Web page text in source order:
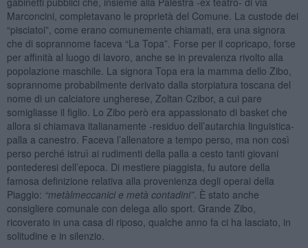
Marconcini, completavano le proprietà del Comune. La custode dei
“pisciatoi”, come erano comunemente chiamati, era una signora
che di soprannome faceva “La Topa”. Forse per il copricapo, forse
per affinità al luogo di lavoro, anche se in prevalenza rivolto alla
popolazione maschile. La signora Topa era la mamma dello Zibo,
soprannome probabilmente derivato dalla storpiatura toscana del
nome di un calciatore ungherese, Zoltan Czibor, a cui pare
somigliasse il figlio. Lo Zibo però era appassionato di basket che
allora si chiamava italianamente -residuo dell’autarchia linguistica-
palla a canestro. Faceva l’allenatore a tempo perso, ma non così
perso perché istruì ai rudimenti della palla a cesto tanti giovani
pontederesi dell’epoca. Di mestiere piaggista, fu autore della
famosa definizione relativa alla provenienza degli operai della
Piaggio: “metàlmeccanici e metà contadini”. È stato anche
consigliere comunale con delega allo sport. Grande Zibo,
ricoverato in una casa di riposo, qualche anno fa ci ha lasciato, in
solitudine e in silenzio.